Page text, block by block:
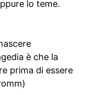
lo teme.
è che la
prima di essere